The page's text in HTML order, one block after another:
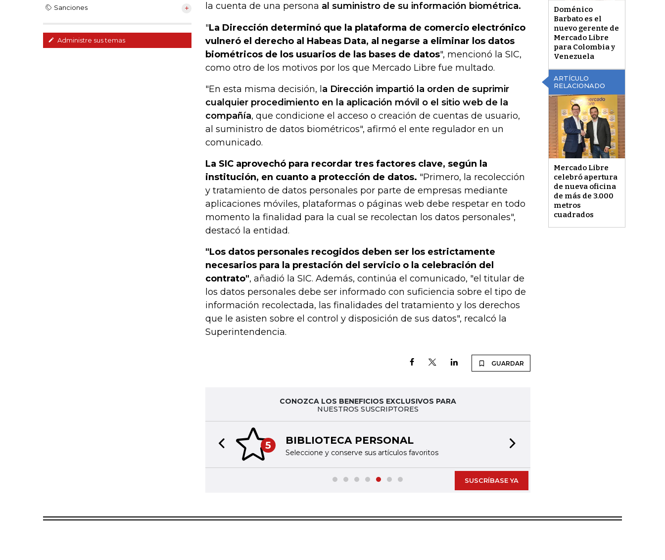
Sanciones
Administre sus temas
Doménico
Barbato es el
nuevo gerente de
Mercado Libre
para Colombia y
Venezuela
ARTÍCULO
RELACIONADO
Mercado Libre
celebró apertura
de nueva oficina
de más de 3.000
metros
cuadrados
la cuenta de una persona al suministro de su información biométrica.
"La Dirección determinó que la plataforma de comercio electrónico
vulneró el derecho al Habeas Data, al negarse a eliminar los datos
biométricos de los usuarios de las bases de datos", mencionó la SIC,
como otro de los motivos por los que Mercado Libre fue multado.
"En esta misma decisión, l a Dirección impartió la orden de suprimir
cualquier procedimiento en la aplicación móvil o el sitio web de la
compañía, que condicione el acceso o creación de cuentas de usuario,
al suministro de datos biométricos", afirmó el ente regulador en un
comunicado.
La SIC aprovechó para recordar tres factores clave, según la
institución, en cuanto a protección de datos. "Primero, la recolección
y tratamiento de datos personales por parte de empresas mediante
aplicaciones móviles, plataformas o páginas web debe respetar en todo
momento la finalidad para la cual se recolectan los datos personales",
destacó la entidad.
"Los datos personales recogidos deben ser los estrictamente
necesarios para la prestación del servicio o la celebración del
contrato", añadió la SIC. Además, continúa el comunicado, "el titular de
los datos personales debe ser informado con suficiencia sobre el tipo de
información recolectada, las finalidades del tratamiento y los derechos
que le asisten sobre el control y disposición de sus datos", recalcó la
Superintendencia.
GUARDAR
CONOZCA LOS BENEFICIOS EXCLUSIVOS PARA
NUESTROS SUSCRIPTORES
5 BIBLIOTECA PERSONAL
Seleccione y conserve sus artículos favoritos
Previous slide
SUSCRÍBASE YA